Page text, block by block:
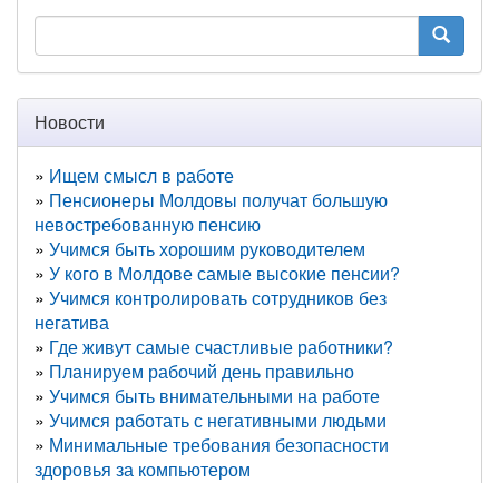
Новости
Ищем смысл в работе
Пенсионеры Молдовы получат большую
невостребованную пенсию
Учимся быть хорошим руководителем
У кого в Молдове самые высокие пенсии?
Учимся контролировать сотрудников без
негатива
Где живут самые счастливые работники?
Планируем рабочий день правильно
Учимся быть внимательными на работе
Учимся работать с негативными людьми
Минимальные требования безопасности
здоровья за компьютером